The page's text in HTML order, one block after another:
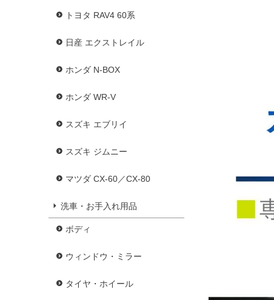
トヨタ RAV4 60系
日産 エクストレイル
ホンダ N-BOX
ホンダ WR-V
スズキ エブリイ
スズキ ジムニー
マツダ CX-60／CX-80
洗車・お手入れ用品
ボディ
ウィンドウ・ミラー
タイヤ・ホイール